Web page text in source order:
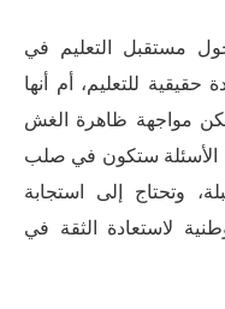
مستقبل التعليم في
للتعليم، أم أنها
مواجهة ظاهرة الغش
الأسئلة ستكون في صلب
وتحتاج إلى استجابة
لاستعادة الثقة في